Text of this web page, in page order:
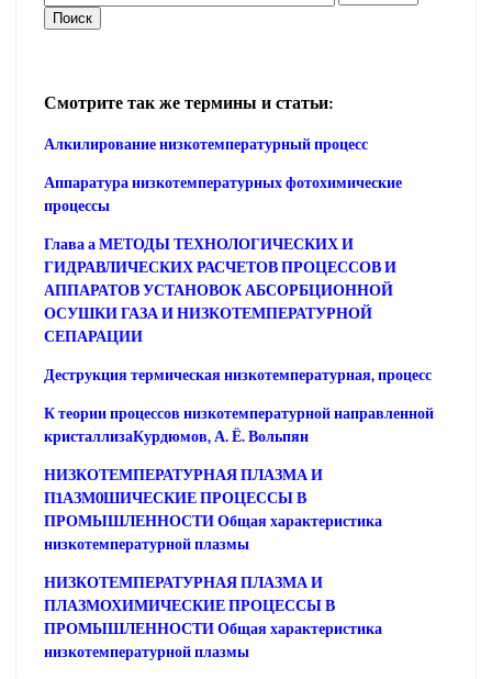
Смотрите так же термины и статьи:
Алкилирование низкотемпературный процесс
Аппаратура низкотемпературных фотохимические
процессы
Глава а МЕТОДЫ ТЕХНОЛОГИЧЕСКИХ И
ГИДРАВЛИЧЕСКИХ РАСЧЕТОВ ПРОЦЕССОВ И
АППАРАТОВ УСТАНОВОК АБСОРБЦИОННОЙ
ОСУШКИ ГАЗА И НИЗКОТЕМПЕРАТУРНОЙ
СЕПАРАЦИИ
Деструкция термическая низкотемпературная, процесс
К теории процессов низкотемпературной направленной
кристаллизаКурдюмов, А. Ё. Вольпян
НИЗКОТЕМПЕРАТУРНАЯ ПЛАЗМА И
П1АЗМ0ШИЧЕСКИЕ ПРОЦЕССЫ В
ПРОМЫШЛЕННОСТИ Общая характеристика
низкотемпературной плазмы
НИЗКОТЕМПЕРАТУРНАЯ ПЛАЗМА И
ПЛАЗМОХИМИЧЕСКИЕ ПРОЦЕССЫ В
ПРОМЫШЛЕННОСТИ Общая характеристика
низкотемпературной плазмы